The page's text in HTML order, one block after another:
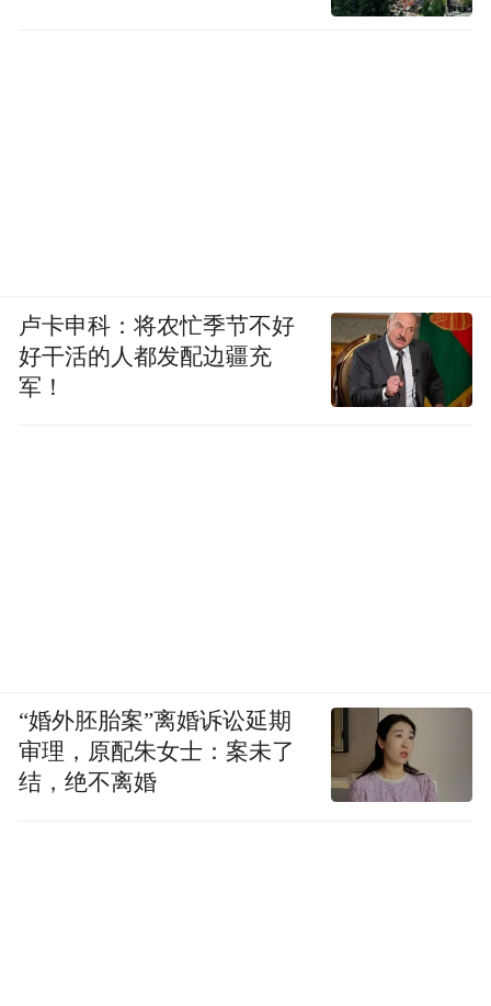
卢卡申科：将农忙季节不好
好干活的人都发配边疆充
军！
“婚外胚胎案”离婚诉讼延期
审理，原配朱女士：案未了
结，绝不离婚